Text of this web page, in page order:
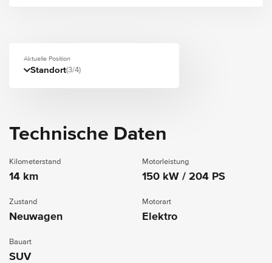
Aktuelle Position
Standort(3/4)
Technische Daten
Kilometerstand
14 km
Motorleistung
150 kW / 204 PS
Zustand
Neuwagen
Motorart
Elektro
Bauart
SUV